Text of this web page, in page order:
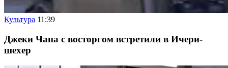
Культура 11:39
Джеки Чана с восторгом встретили в Ичери-
шехер